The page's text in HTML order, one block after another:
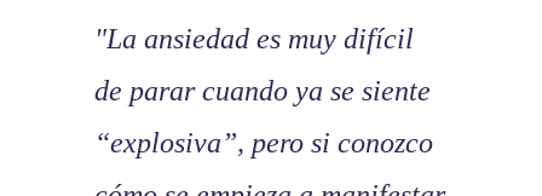
"La ansiedad es muy difícil
de parar cuando ya se siente
“explosiva”, pero si conozco